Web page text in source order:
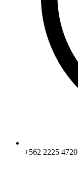
+562 2225 4720